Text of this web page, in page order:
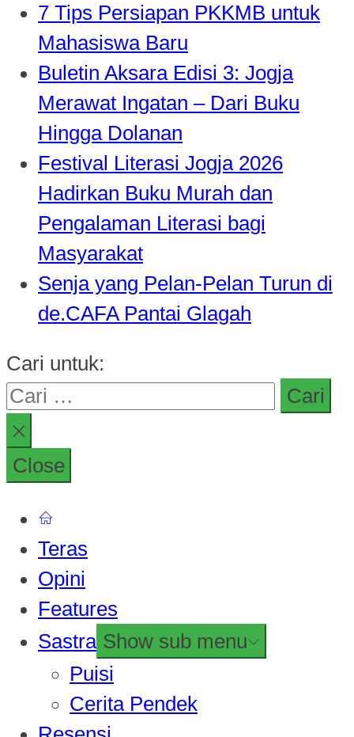
7 Tips Persiapan PKKMB untuk
Mahasiswa Baru
Buletin Aksara Edisi 3: Jogja
Merawat Ingatan – Dari Buku
Hingga Dolanan
Festival Literasi Jogja 2026
Hadirkan Buku Murah dan
Pengalaman Literasi bagi
Masyarakat
Senja yang Pelan-Pelan Turun di
de.CAFA Pantai Glagah
Cari untuk:
Close
Teras
Opini
Features
Sastra Show sub menu
Puisi
Cerita Pendek